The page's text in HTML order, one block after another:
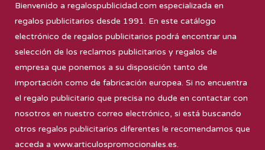
Bienvenido a regalospublicidad.com especializada en
regalos publicitarios desde 1991. En este catálogo
electrónico de regalos publicitarios podrá encontrar una
selección de los reclamos publicitarios y regalos de
empresa que ponemos a su disposición tanto de
importación como de fabricación europea. Si no encuentra
el regalo publicitario que precisa no dude en contactar con
nosotros en nuestro correo electrónico, si está buscando
otros regalos publicitarios diferentes le recomendamos que
acceda a www.articulospromocionales.es.